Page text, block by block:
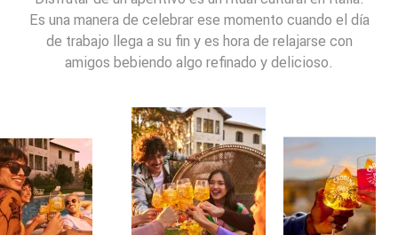
Es una manera de celebrar ese momento cuando el día
de trabajo llega a su fin y es hora de relajarse con
amigos bebiendo algo refinado y delicioso.